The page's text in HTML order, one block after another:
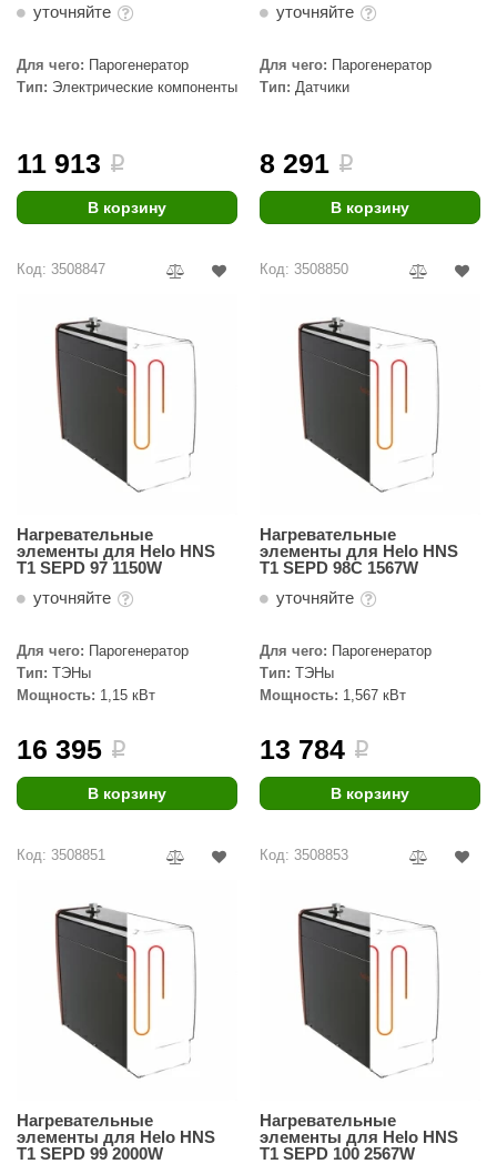
уточняйте
Для чего: Парогенератор
Тип: Электрические компоненты
11 913 i
В корзину
уточняйте
Для чего: Парогенератор
Тип: Датчики
8 291 i
В корзину
Код: 3508847
Нагревательные
элементы для Helo HNS
T1 SEPD 97 1150W
уточняйте
Для чего: Парогенератор
Тип: ТЭНы
Мощность: 1,15 кВт
16 395 i
В корзину
Код: 3508850
Нагревательные
элементы для Helo HNS
T1 SEPD 98C 1567W
уточняйте
Для чего: Парогенератор
Тип: ТЭНы
Мощность: 1,567 кВт
13 784 i
В корзину
Код: 3508851
Нагревательные
элементы для Helo HNS
T1 SEPD 99 2000W
Код: 3508853
Нагревательные
элементы для Helo HNS
T1 SEPD 100 2567W